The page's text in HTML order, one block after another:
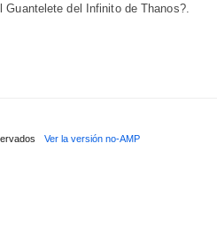
del Infinito de Thanos?.
Ver la versión no-AMP